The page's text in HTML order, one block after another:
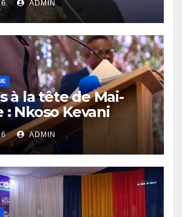
inclusif
ADMIN
à la tête de Mai-
: Nkoso Kevani
bilan et fait de la
priorité
ADMIN